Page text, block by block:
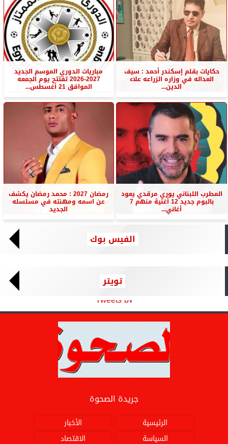
حكايات بقلم إسكندر أحمد : سيف
العداله في وزاره الزراعه علاء
الدين...
مباريات الدوري الموسم الجديد
2027-2026 تفتتح يوم الجمعه
الموافق 21 أغسطس...
المطرب اللبناني يوري مرقدي يعود
بالبوم جديد 12 أغنية منهم 7
أغاني...
رمضان 2027 : محمد رمضان يكشف
عن اسمه ومهنته في مسلسله
الجديد
الفيس بوك
تويتر
Tweets by
جريدة الصحوة
الرئيسية
الأخبار
السياسة
الاقتصاد